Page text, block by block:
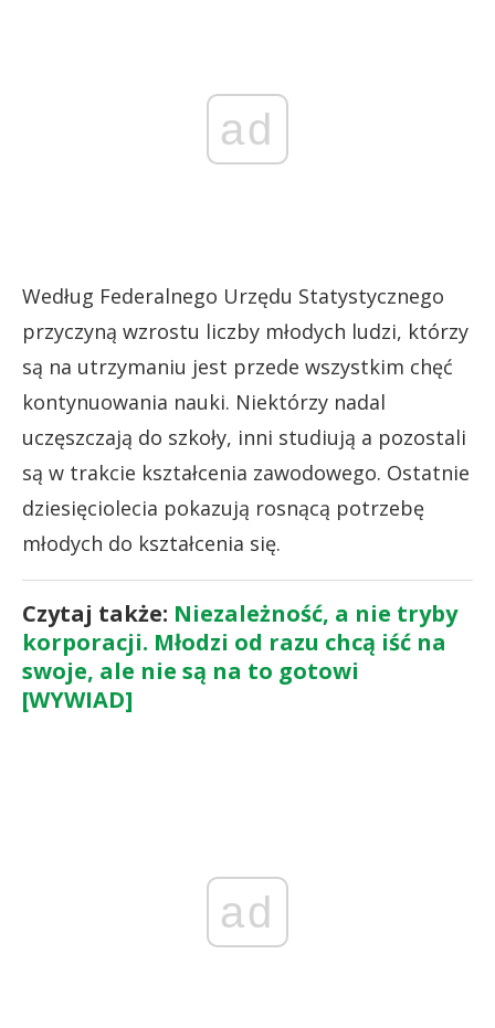
ad
Według Federalnego Urzędu Statystycznego
przyczyną wzrostu liczby młodych ludzi, którzy
są na utrzymaniu jest przede wszystkim chęć
kontynuowania nauki. Niektórzy nadal
uczęszczają do szkoły, inni studiują a pozostali
są w trakcie kształcenia zawodowego. Ostatnie
dziesięciolecia pokazują rosnącą potrzebę
młodych do kształcenia się.
Czytaj także: Niezależność, a nie tryby
korporacji. Młodzi od razu chcą iść na
swoje, ale nie są na to gotowi
[WYWIAD]
ad